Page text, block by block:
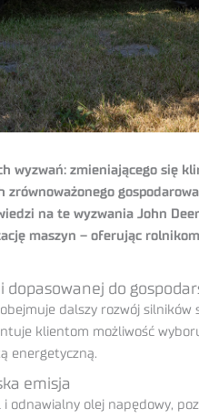
wyzwań: zmieniającego się
na te wyzwania John
maszyn – oferując
do
dalszy rozwój
klientom możliwość
energetyczną.
emisja
olej napędowy,